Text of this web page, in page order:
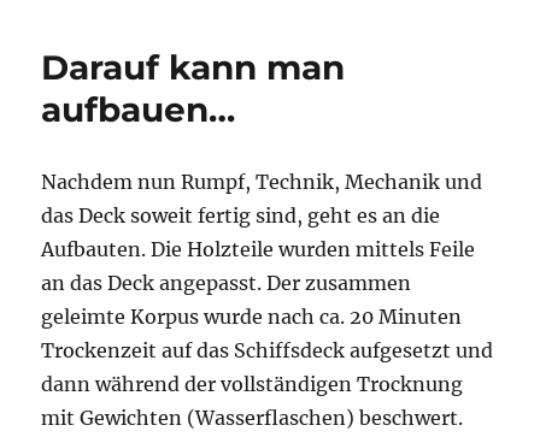
Darauf kann man
aufbauen…
Nachdem nun Rumpf, Technik, Mechanik und
das Deck soweit fertig sind, geht es an die
Aufbauten. Die Holzteile wurden mittels Feile
an das Deck angepasst. Der zusammen
geleimte Korpus wurde nach ca. 20 Minuten
Trockenzeit auf das Schiffsdeck aufgesetzt und
dann während der vollständigen Trocknung
mit Gewichten (Wasserflaschen) beschwert.